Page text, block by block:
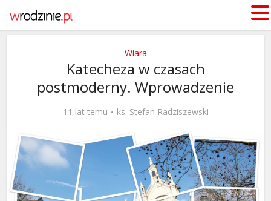
Wiara
Katecheza w czasach
postmoderny. Wprowadzenie
11 lat temu ks. Stefan Radziszewski